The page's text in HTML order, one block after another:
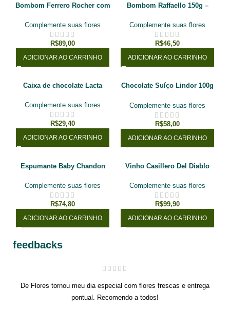
feedbacks
De Flores tornou meu dia especial com flores frescas e entrega
pontual. Recomendo a todos!
Bombom Ferrero Rocher com
Complemente suas flores
R$89,00
ADICIONAR AO CARRINHO
Bombom Raffaello 150g –
Complemente suas flores
R$46,50
ADICIONAR AO CARRINHO
Caixa de chocolate Lacta
Complemente suas flores
R$29,40
ADICIONAR AO CARRINHO
Chocolate Suíço Lindor 100g
Complemente suas flores
R$58,00
ADICIONAR AO CARRINHO
Espumante Baby Chandon
Complemente suas flores
R$74,80
ADICIONAR AO CARRINHO
Vinho Casillero Del Diablo
Complemente suas flores
R$99,90
ADICIONAR AO CARRINHO